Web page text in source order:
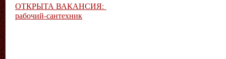
ОТКРЫТА ВАКАНСИЯ:
рабочий-сантехник